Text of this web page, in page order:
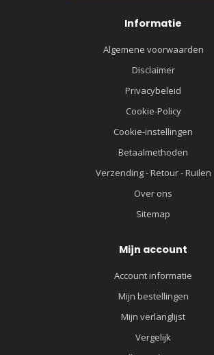
Informatie
Algemene voorwaarden
Disclaimer
Privacybeleid
Cookie-Policy
Cookie-instellingen
Betaalmethoden
Verzending - Retour - Ruilen
Over ons
Sitemap
Mijn account
Account informatie
Mijn bestellingen
Mijn verlanglijst
Vergelijk